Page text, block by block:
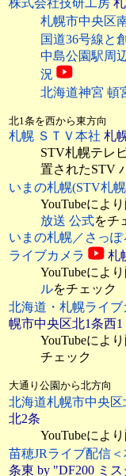
株式会社技研工房
札幌市中央区
国道36号線と
中島公園駅周
況
北海道神宮 頓
北1条を西から東方向
札幌 ＳＴＶ本社 札
STV札幌テレ
置されたSTV
いまの札幌(STV札
YouTubeによ
放送 公式をチ
いまの札幌／さっ
ライブカメラ
札
YouTubeによ
ルをチェック
北海道・札幌ライ
幌市中央区北1条西1
YouTubeによ
チェック
大通り公園から北方向
北海道札幌市中央
北2条
YouTubeによ
苗穂JRライブ配信
条東 by "DF200 ミス